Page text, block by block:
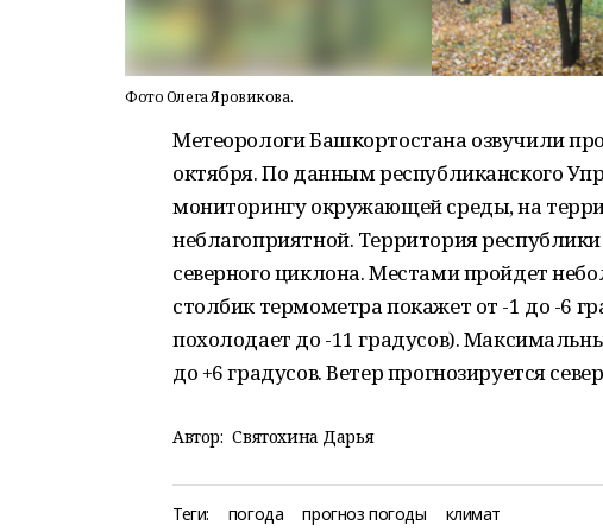
Фото Олега Яровикова.
Метеорологи Башкортостана озвучили
октября. По данным республиканского
мониторингу окружающей среды, на
неблагоприятной. Территория
северного циклона. Местами пройдет
столбик термометра покажет от -1 до -6
похолодает до -11 градусов).
до +6 градусов. Ветер прогнозируется
Автор: Святохина Дарья
Теги: погода прогноз погоды климат